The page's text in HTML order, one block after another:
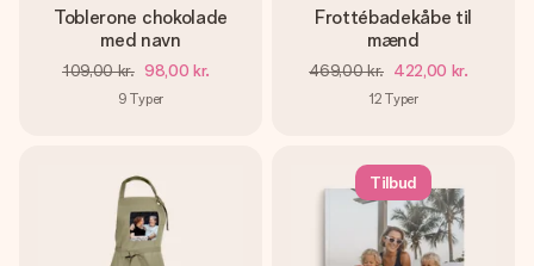
Toblerone chokolade
med navn
109,00 kr. 98,00 kr.
9 Typer
Frottébadekåbe til
mænd
469,00 kr. 422,00 kr.
12 Typer
Tilbud